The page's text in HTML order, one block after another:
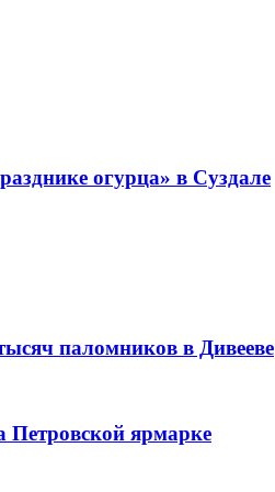
огурца» в Суздале
паломников в Дивееве
Петровской ярмарке